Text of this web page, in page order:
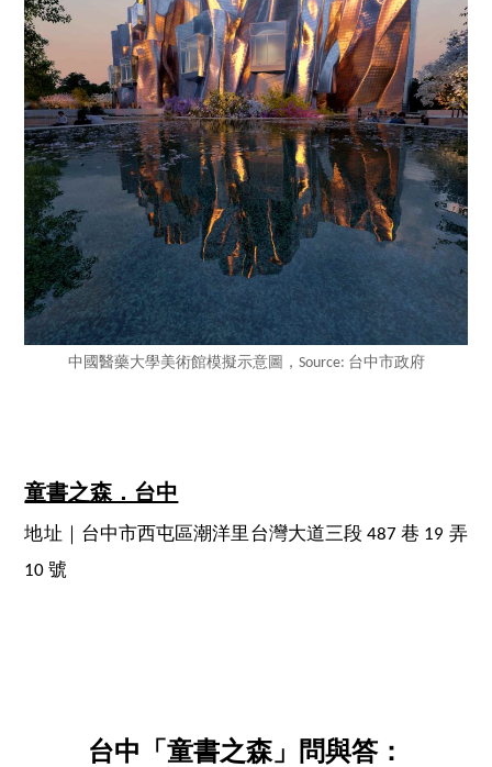
中國醫藥大學美術館模擬示意圖，Source: 台中市政府
童書之森．台中
地址｜台中市西屯區潮洋里台灣大道三段 487 巷 19 弄
10 號
台中「童書之森」問與答：